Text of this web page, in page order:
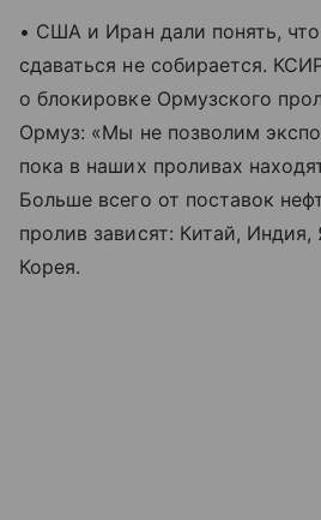
• США и Иран дали понять,
сдаваться не собирается.
о блокировке Ормузского
Ормуз: «Мы не позволим
пока в наших проливах
Больше всего от поставок
пролив зависят: Китай,
Корея.